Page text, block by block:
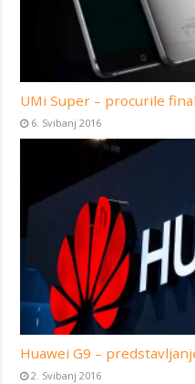
UMi Super – procurile
6. Svibanj 2016
Huawei G9 –
2. Svibanj 2016